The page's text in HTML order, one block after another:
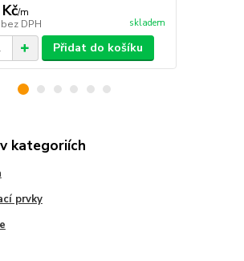
/m
bez DPH skladem
Přidat do košíku
kategoriích
prvky